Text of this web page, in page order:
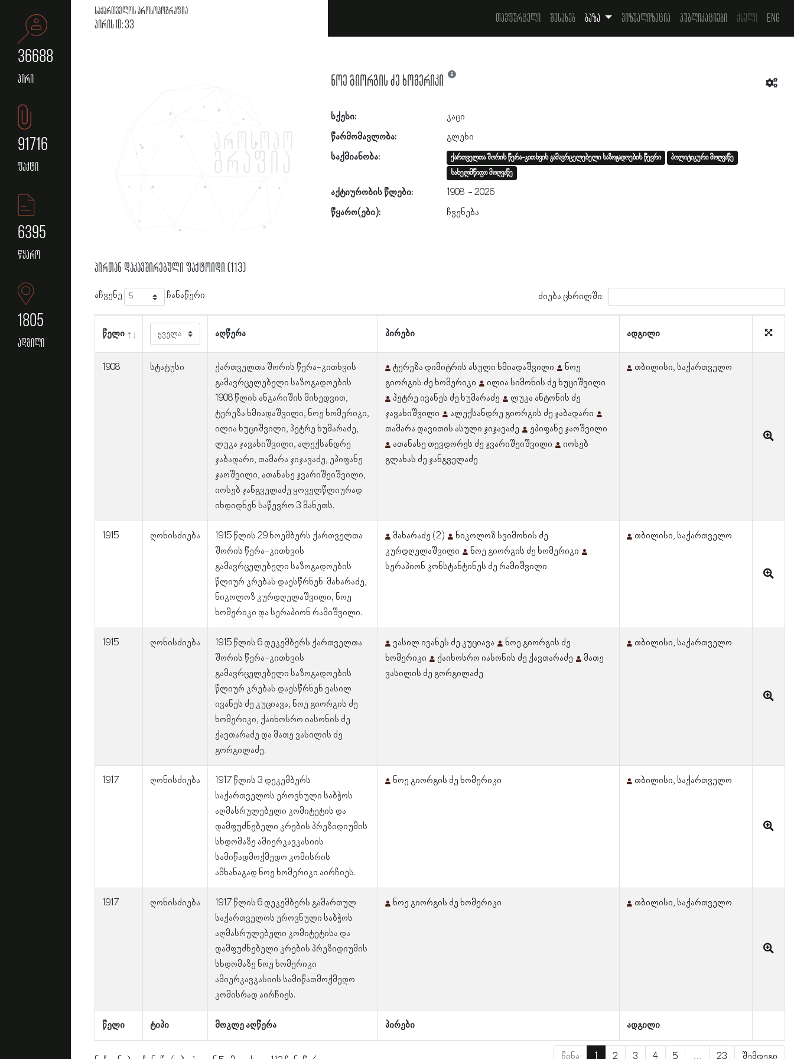
36688
პირი
91716
ფაქტი
6395
წყარო
1805
ადგილი
საქართველოს პროსოპოგრაფია
პირის ID: 33 თავფურცელი შესახებ ბაზა ვიზუალიზაცია პუბლიკაციები ქსელი Eng
ნოე გიორგის ძე ხომერიკი
სქესი:
კაცი
წარმომავლობა:
გლეხი
საქმიანობა:
ქართველთა შორის წერა-კითხვის გამავრცელებელი საზოგადოების წევრი
პოლიტიკური მოღვაწე
სახელმწიფო მოღვაწე
აქტიურობის წლები: 1908
2026
წყარო(ები):
ჩვენება
პირთან დაკავშირებული ფაქტოიდი (113)
აჩვენე ჩანაწერი ძიება ცხრილში:
წელი აღწერა პირები ადგილი
წელი ტიპი მოკლე აღწერა პირები ადგილი
1908 სტატუსი
ქართველთა შორის წერა-კითხვის
გამავრცელებელი საზოგადოების
1908 წლის ანგარიშის მიხედვით,
ტერეზა ხმიადაშვილი, ნოე ხომერიკი,
ილია ხუციშვილი, პეტრე ხუმარაძე,
ლუკა ჯავახიშვილი, ალექსანდრე
ჯაბადარი, თამარა ჯიჯავაძე, ეპიფანე
ჯაოშვილი, ათანასე ჯვარიშეიშვილი,
იოსებ ჯანგველაძე ყოველწლიურად
იხდიდნენ საწევრო 3 მანეთს.
ტერეზა დიმიტრის ასული ხმიადაშვილი
ნოე
გიორგის ძე ხომერიკი
ილია სიმონის ძე ხუციშვილი
პეტრე ივანეს ძე ხუმარაძე
ლუკა ანტონის ძე
ჯავახიშვილი
ალექსანდრე გიორგის ძე ჯაბადარი
თამარა დავითის ასული ჯიჯავაძე
ეპიფანე ჯაოშვილი
ათანასე თევდორეს ძე ჯვარიშეიშვილი
იოსებ
გლახას ძე ჯანგველაძე
თბილისი, საქართველო
1915 ღონისძიება
1915 წლის 29 ნოემბერს ქართველთა
შორის წერა-კითხვის
გამავრცელებელი საზოგადოების
წლიურ კრებას დაესწრნენ: მახარაძე,
ნიკოლოზ კურდღელაშვილი, ნოე
ხომერიკი და სერაპიონ რამიშვილი.
მახარაძე (2)
ნიკოლოზ სვიმონის ძე
კურდღელაშვილი
ნოე გიორგის ძე ხომერიკი
სერაპიონ კონსტანტინეს ძე რამიშვილი
თბილისი, საქართველო
1915 ღონისძიება
1915 წლის 6 დეკემბერს ქართველთა
შორის წერა-კითხვის
გამავრცელებელი საზოგადოების
წლიურ კრებას დაესწრნენ ვასილ
ივანეს ძე კუციავა, ნოე გიორგის ძე
ხომერიკი, ქაიხოსრო იასონის ძე
ქავთარაძე და მათე ვასილის ძე
გორგილაძე.
ვასილ ივანეს ძე კუციავა
ნოე გიორგის ძე
ხომერიკი
ქაიხოსრო იასონის ძე ქავთარაძე
მათე
ვასილის ძე გორგილაძე
თბილისი, საქართველო
1917 ღონისძიება
1917 წლის 3 დეკემბერს
საქართველოს ეროვნული საბჭოს
აღმასრულებელი კომიტეტის და
დამფუძნებელი კრების პრეზიდიუმის
სხდომაზე ამიერკავკასიის
სამიწადმოქმედო კომისრის
ამხანაგად ნოე ხომერიკი აირჩიეს.
ნოე გიორგის ძე ხომერიკი თბილისი, საქართველო
1917 ღონისძიება
1917 წლის 6 დეკემბერს გამართულ
საქართველოს ეროვნული საბჭოს
აღმასრულებელი კომიტეტისა და
დამფუძნებელი კრების პრეზიდიუმის
სხდომაზე ნოე ხომერიკი
ამიერკავკასიის სამიწათმოქმედო
კომისრად აირჩიეს.
ნოე გიორგის ძე ხომერიკი თბილისი, საქართველო
წინა 1 2 3 4 5 … 23 შემდეგი